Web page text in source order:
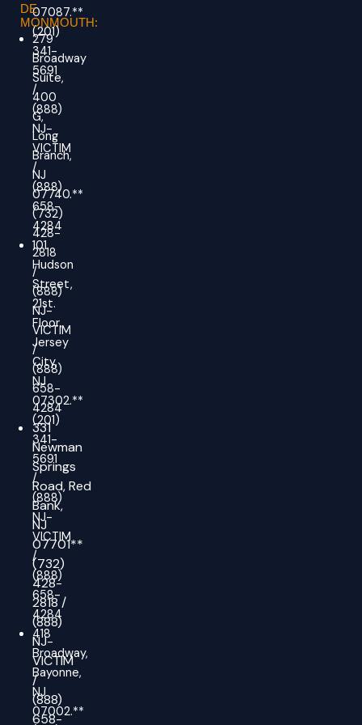
07087.**
(201)
341-
5691
/
(888)
NJ-
VICTIM
/
(888)
658-
4284
101
Hudson
Street,
21st.
Floor,
Jersey
City,
NJ
07302.**
(201)
341-
5691
/
(888)
NJ-
VICTIM
/
(888)
658-
4284
418
Broadway,
Bayonne,
NJ
07002.**
DE
MONMOUTH:
279
Broadway
Suite,
400
G,
Long
Branch,
NJ
07740.**
(732)
428-
2818
/
(888)
NJ-
VICTIM
/
(888)
658-
4284
331
Newman
Springs
Road,Red
Bank,
NJ
07701**
(732)
428-
2818 /
(888)
NJ-
VICTIM
/
(888)
658-